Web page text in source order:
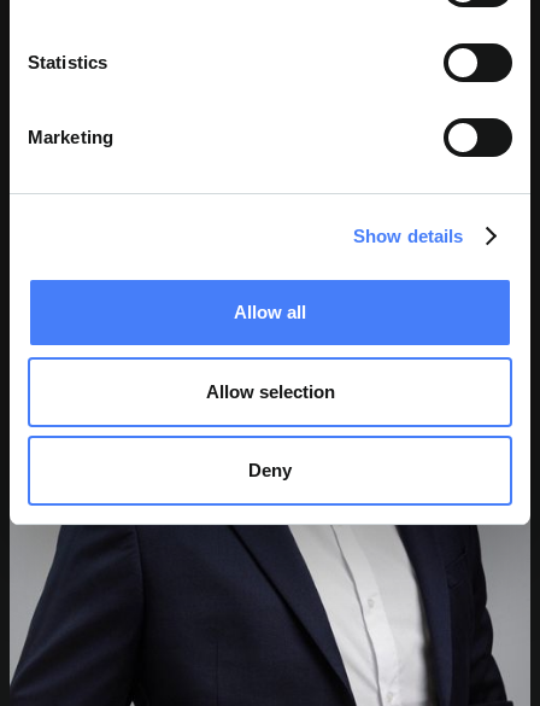
Statistics
Marketing
Show details
Allow all
Allow selection
Deny